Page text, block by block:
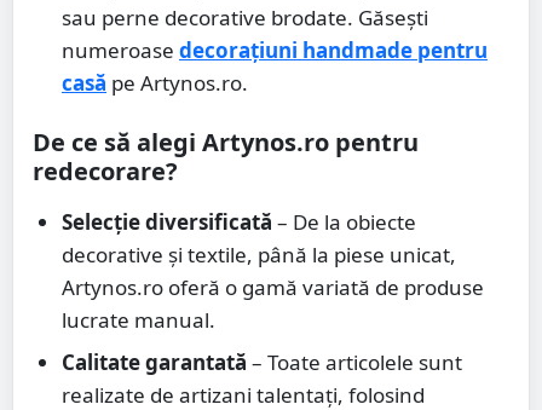
sau perne decorative brodate. Găsești
numeroase decorațiuni handmade pentru
casă pe Artynos.ro.
De ce să alegi Artynos.ro pentru
redecorare?
Selecție diversificată – De la obiecte
decorative și textile, până la piese unicat,
Artynos.ro oferă o gamă variată de produse
lucrate manual.
Calitate garantată – Toate articolele sunt
realizate de artizani talentați, folosind